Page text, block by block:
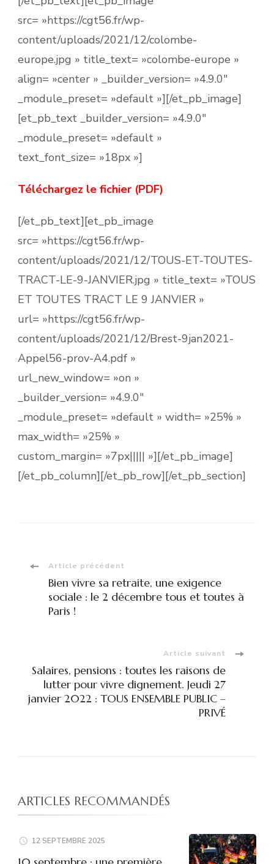
src= »https://cgt56.fr/wp-
content/uploads/2021/12/colombe-
europe.jpg » title_text= »colombe-europe »
align= »center » _builder_version= »4.9.0″
_module_preset= »default »][/et_pb_image]
[et_pb_text _builder_version= »4.9.0″
_module_preset= »default »
text_font_size= »18px »]
Téléchargez le fichier (PDF)
[/et_pb_text][et_pb_image
src= »https://cgt56.fr/wp-
content/uploads/2021/12/TOUS-ET-TOUTES-
TRACT-LE-9-JANVIER.jpg » title_text= »TOUS
ET TOUTES TRACT LE 9 JANVIER »
url= »https://cgt56.fr/wp-
content/uploads/2021/12/Brest-9jan2021-
Appel56-prov-A4.pdf »
url_new_window= »on »
_builder_version= »4.9.0″
_module_preset= »default » width= »25% »
max_width= »25% »
custom_margin= »7px||||| »][/et_pb_image]
[/et_pb_column][/et_pb_row][/et_pb_section]
Navigation
d'article
Article précédent
Bien vivre sa retraite, une exigence
sociale : le 2 décembre tous et toutes à
Paris !
Article suivant
Salaires, pensions : toutes les raisons de
lutter pour vivre dignement. Jeudi 27
janvier 2022 : TOUS ENSEMBLE PUBLIC –
PRIVÉ
ARTICLES RECOMMANDÉS
12 SEPTEMBRE 2025